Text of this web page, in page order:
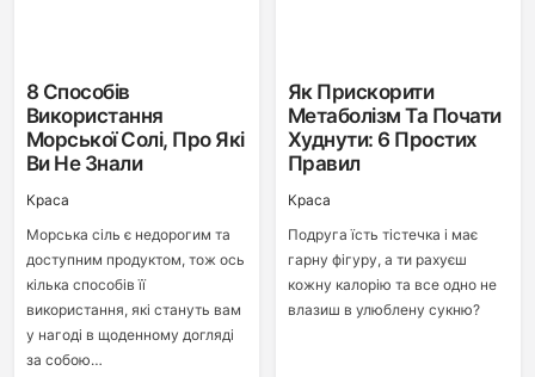
8 Способів
Використання
Морської Солі, Про Які
Ви Не Знали
Краса
Морська сіль є недорогим та
доступним продуктом, тож ось
кілька способів її
використання, які стануть вам
у нагоді в щоденному догляді
за собою…
Як Прискорити
Метаболізм Та Почати
Худнути: 6 Простих
Правил
Краса
Подруга їсть тістечка і має
гарну фігуру, а ти рахуєш
кожну калорію та все одно не
влазиш в улюблену сукню?